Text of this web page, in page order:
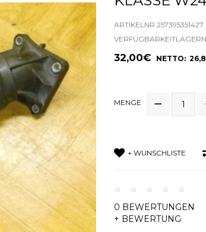
ARTIKELNR.257395351427
32,00€ NETTO:
MENGE
+ WUNSCHLISTE
0 BEWERTUNGEN
+ BEWERTUNG